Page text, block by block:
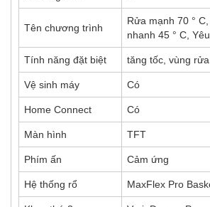
Tên chương trình
Rửa mạnh 70 °
nhanh 45 ° C,
Tính năng đặt biệt tăng tốc, vùng
Vệ sinh máy Có
Home Connect Có
Màn hình TFT
Phím ấn Cảm ứng
Hệ thống rổ MaxFlex Pro